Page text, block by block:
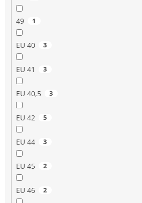
49 1
EU 40 3
EU 41 3
EU 40,5 3
EU 42 5
EU 44 3
EU 45 2
EU 46 2